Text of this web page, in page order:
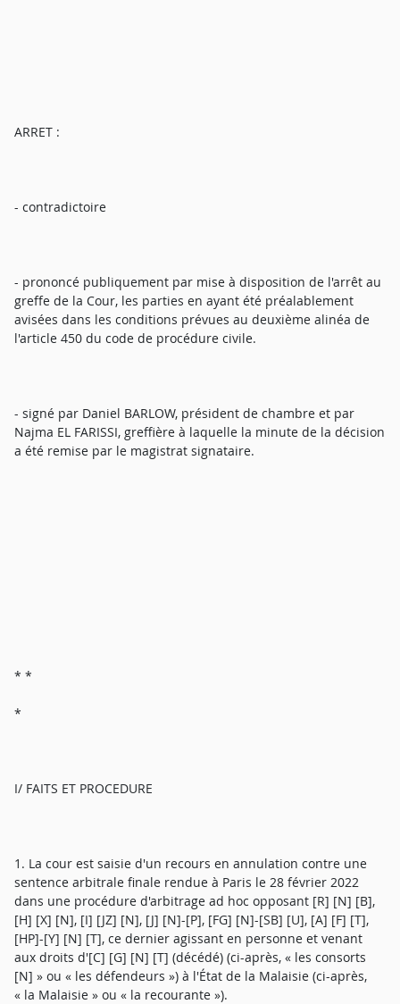
ARRET :
- contradictoire
- prononcé publiquement par mise à disposition de l'arrêt au
greffe de la Cour, les parties en ayant été préalablement
avisées dans les conditions prévues au deuxième alinéa de
l'article 450 du code de procédure civile.
- signé par Daniel BARLOW, président de chambre et par
Najma EL FARISSI, greffière à laquelle la minute de la décision
a été remise par le magistrat signataire.
* *
*
I/ FAITS ET PROCEDURE
1. La cour est saisie d'un recours en annulation contre une
sentence arbitrale finale rendue à Paris le 28 février 2022
dans une procédure d'arbitrage ad hoc opposant [R] [N] [B],
[H] [X] [N], [I] [JZ] [N], [J] [N]-[P], [FG] [N]-[SB] [U], [A] [F] [T],
[HP]-[Y] [N] [T], ce dernier agissant en personne et venant
aux droits d'[C] [G] [N] [T] (décédé) (ci-après, « les consorts
[N] » ou « les défendeurs ») à l'État de la Malaisie (ci-après,
« la Malaisie » ou « la recourante »).